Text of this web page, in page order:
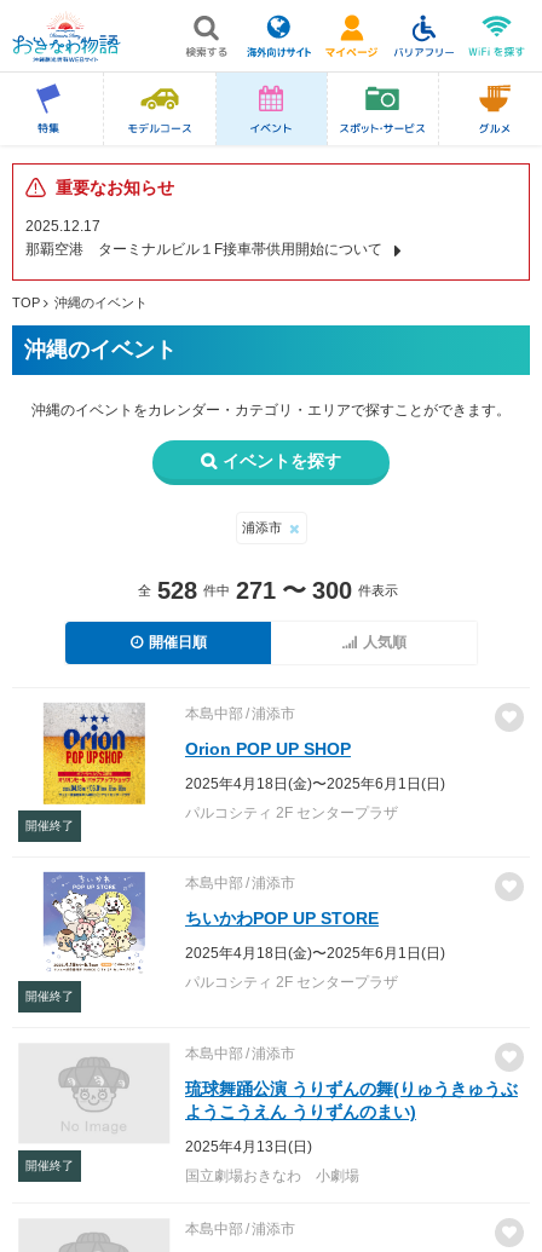
重要なお知らせ
2025.12.17
那覇空港 ターミナルビル１F接車帯供用開始について
TOP 沖縄のイベント
沖縄のイベント
沖縄のイベントをカレンダー・カテゴリ・エリアで探すことができます。
イベントを探す
浦添市
全 528 件中 271 〜 300 件表示
開催日順 人気順
開催終了
本島中部 浦添市
Orion POP UP SHOP
2025年4月18日(金)〜2025年6月1日(日)
パルコシティ 2F センタープラザ
開催終了
本島中部 浦添市
ちいかわPOP UP STORE
2025年4月18日(金)〜2025年6月1日(日)
パルコシティ 2F センタープラザ
開催終了
本島中部 浦添市
琉球舞踊公演 うりずんの舞(りゅうきゅうぶ
ようこうえん うりずんのまい)
2025年4月13日(日)
国立劇場おきなわ 小劇場
本島中部 浦添市